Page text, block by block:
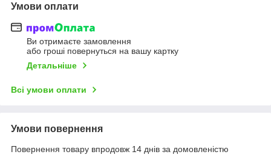
Умови оплати
Ви отримаєте замовлення
або гроші повернуться на вашу картку
Детальніше
Всі умови оплати
Умови повернення
Повернення товару впродовж 14 днів за домовленістю